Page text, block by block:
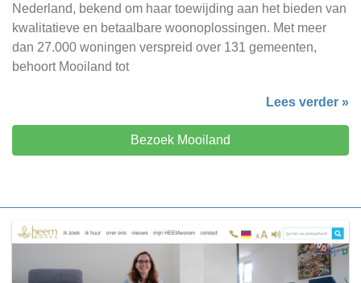
Nederland, bekend om haar toewijding aan het bieden van
kwalitatieve en betaalbare woonoplossingen. Met meer
dan 27.000 woningen verspreid over 131 gemeenten,
behoort Mooiland tot
Lees verder »
Bezoek Mooiland